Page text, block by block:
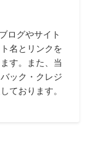
ログやサイト
名とリンクを
す。また、当
ック・クレジ
ております。